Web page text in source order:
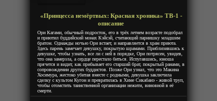
«Принцесса немёртвых: Красная хроника» ТВ-1 -
описание
Ори Кагами, обычный подросток, его в трёх летнем возрасте подобрал
и приютил буддийский монах Кэйсэй, считающий парнишку младшим
братом. Однажды ночью Ори встает, и направляется в храм приюта.
Здесь парень замечает девушку, покрытую шрамами. Приблизившись к
девушке, чтобы узнать, все ли с ней в порядке, Ори потрясен, увидев,
что она замерзла, а сердце перестало биться. Испугавшись, юноша
прячется и видит, как прибывает его старший брат, покрытый ранами, в
сопровождении других буддистов. Позже Ори узнал, что это Макина
Хосимура, жестоко убитая вместе с родными, девушка заключила
сделку с культом Кугон и превратилась в Химе Сикабанэ - живой труп,
чтобы отомстить таинственной организации нежити, виновной в её
смерти.